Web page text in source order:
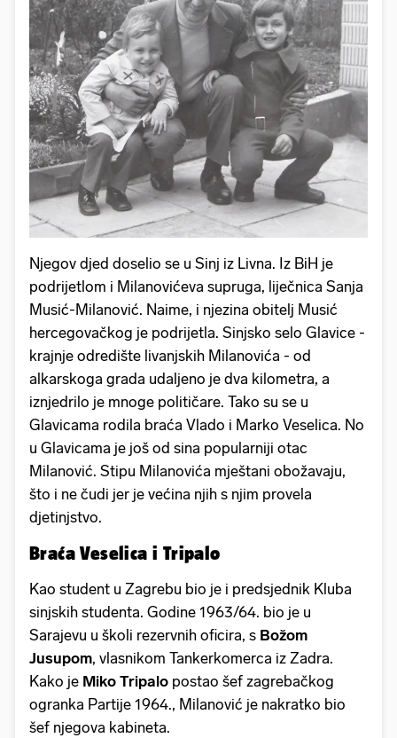
Njegov djed doselio se u Sinj iz Livna. Iz BiH je
podrijetlom i Milanovićeva supruga, liječnica Sanja
Musić-Milanović. Naime, i njezina obitelj Musić
hercegovačkog je podrijetla. Sinjsko selo Glavice -
krajnje odredište livanjskih Milanovića - od
alkarskoga grada udaljeno je dva kilometra, a
iznjedrilo je mnoge političare. Tako su se u
Glavicama rodila braća Vlado i Marko Veselica. No
u Glavicama je još od sina popularniji otac
Milanović. Stipu Milanovića mještani obožavaju,
što i ne čudi jer je većina njih s njim provela
djetinjstvo.
Braća Veselica i Tripalo
Kao student u Zagrebu bio je i predsjednik Kluba
sinjskih studenta. Godine 1963/64. bio je u
Sarajevu u školi rezervnih oficira, s Božom
Jusupom, vlasnikom Tankerkomerca iz Zadra.
Kako je Miko Tripalo postao šef zagrebačkog
ogranka Partije 1964., Milanović je nakratko bio
šef njegova kabineta.